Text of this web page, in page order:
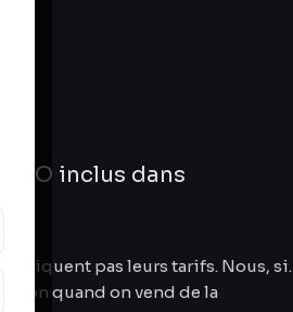
inclus dans
pas leurs tarifs. Nous, si.
quand on vend de la